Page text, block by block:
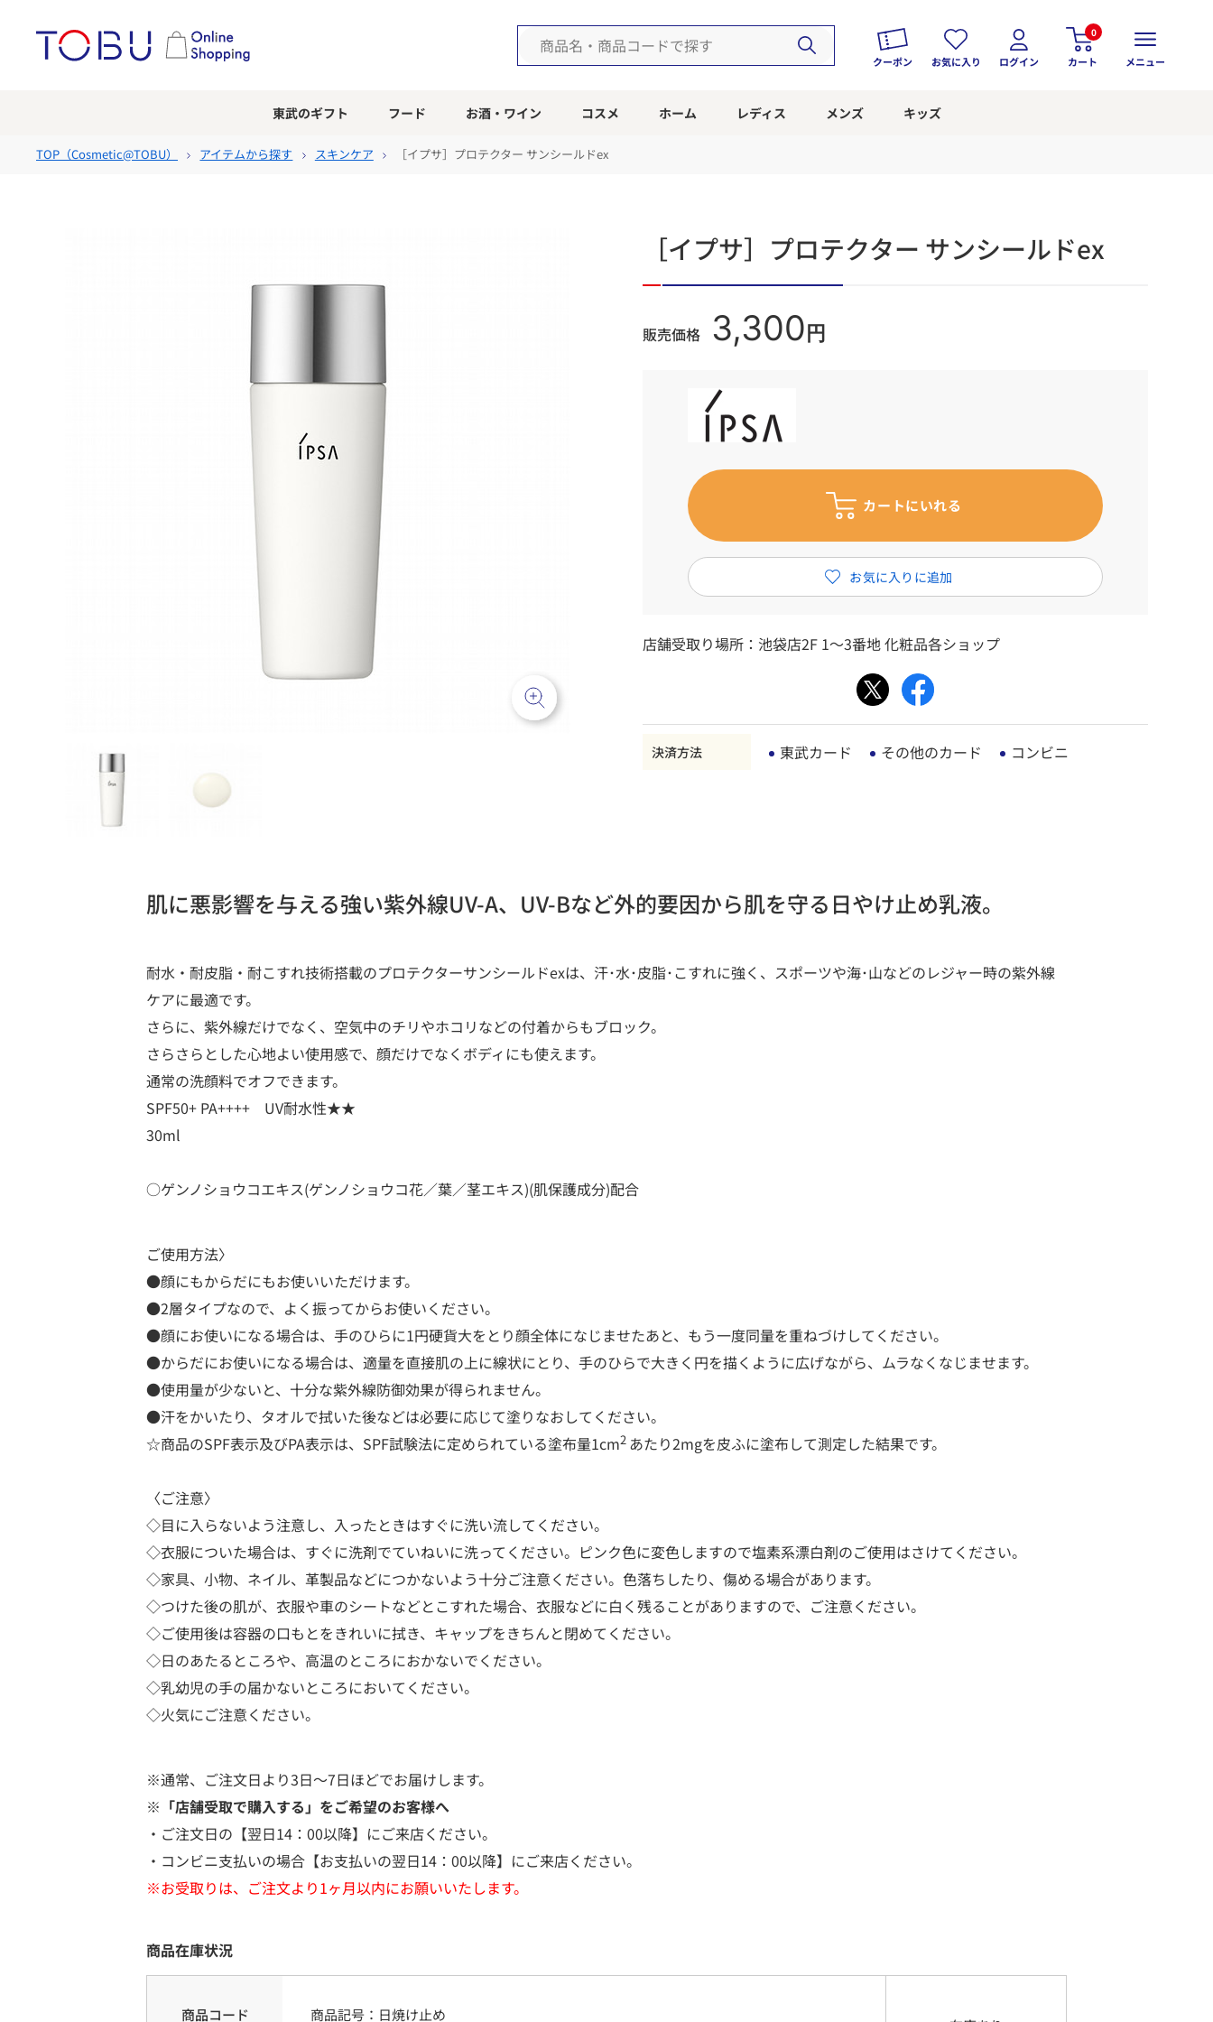
クーポン お気に入り ログイン
0
カート メニュー
東武のギフト フード お酒・ワイン コスメ ホーム レディス メンズ キッズ
TOP（Cosmetic@TOBU） アイテムから探す スキンケア ［イプサ］プロテクター サンシールドex
［イプサ］プロテクター サンシールドex
販売価格 3,300円
店舗受取り場所： 池袋店2F 1～3番地 化粧品各ショップ
決済方法 東武カード その他のカード コンビニ
肌に悪影響を与える強い紫外線UV-A、UV-Bなど外的要因から肌を守る日やけ止め乳液。
耐水・耐皮脂・耐こすれ技術搭載のプロテクターサンシールドexは、汗･水･皮脂･こすれに強く、スポーツや海･山などのレジャー時の紫外線
ケアに最適です。
さらに、紫外線だけでなく、空気中のチリやホコリなどの付着からもブロック。
さらさらとした心地よい使用感で、顔だけでなくボディにも使えます。
通常の洗顔料でオフできます。
SPF50+ PA++++ UV耐水性★★
30ml
○ゲンノショウコエキス(ゲンノショウコ花／葉／茎エキス)(肌保護成分)配合
ご使用方法〉
●顔にもからだにもお使いいただけます。
●2層タイプなので、よく振ってからお使いください。
●顔にお使いになる場合は、手のひらに1円硬貨大をとり顔全体になじませたあと、もう一度同量を重ねづけしてください。
●からだにお使いになる場合は、適量を直接肌の上に線状にとり、手のひらで大きく円を描くように広げながら、ムラなくなじませます。
●使用量が少ないと、十分な紫外線防御効果が得られません。
●汗をかいたり、タオルで拭いた後などは必要に応じて塗りなおしてください。
☆商品のSPF表示及びPA表示は、SPF試験法に定められている塗布量1cm2 あたり2mgを皮ふに塗布して測定した結果です。
〈ご注意〉
◇目に入らないよう注意し、入ったときはすぐに洗い流してください。
◇衣服についた場合は、すぐに洗剤でていねいに洗ってください。ピンク色に変色しますので塩素系漂白剤のご使用はさけてください。
◇家具、小物、ネイル、革製品などにつかないよう十分ご注意ください。色落ちしたり、傷める場合があります。
◇つけた後の肌が、衣服や車のシートなどとこすれた場合、衣服などに白く残ることがありますので、ご注意ください。
◇ご使用後は容器の口もとをきれいに拭き、キャップをきちんと閉めてください。
◇日のあたるところや、高温のところにおかないでください。
◇乳幼児の手の届かないところにおいてください。
◇火気にご注意ください。
※通常、ご注文日より3日～7日ほどでお届けします。
※「店舗受取で購入する」をご希望のお客様へ
・ご注文日の【翌日14：00以降】にご来店ください。
・コンビニ支払いの場合【お支払いの翌日14：00以降】にご来店ください。
※お受取りは、ご注文より1ヶ月以内にお願いいたします。
商品在庫状況
商品コード 商品記号： 日焼け止め